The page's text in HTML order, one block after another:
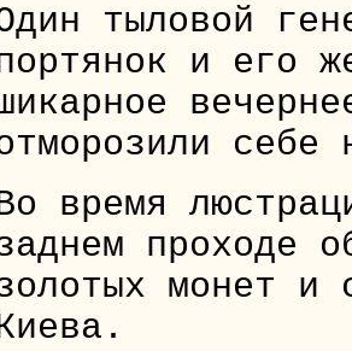
тыловой
и его
себе
время
проходе
монет и